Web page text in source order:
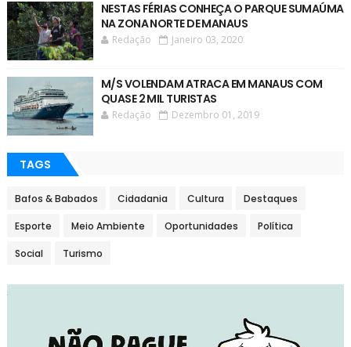
NESTAS FÉRIAS CONHEÇA O PARQUE SUMAÚMA
NA ZONA NORTE DE MANAUS
Redação Janeiro 03, 2020
M/S VOLENDAM ATRACA EM MANAUS COM
QUASE 2 MIL TURISTAS
Redação Dezembro 01, 2019
TAGS
Bafos & Babados Cidadania Cultura Destaques
Esporte Meio Ambiente Oportunidades Política
Social Turismo